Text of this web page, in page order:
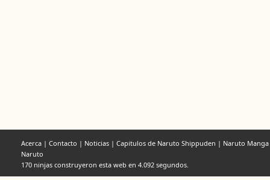
Acerca | Contacto | Noticias | Capitulos de Naruto Shippuden | Naruto Manga
Naruto
170 ninjas construyeron esta web en 4.092 segundos.